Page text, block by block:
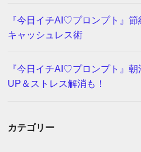
『今日イチAI♡プロンプト』
キャッシュレス術
『今日イチAI♡プロンプト』
UP＆ストレス解消も！
カテゴリー